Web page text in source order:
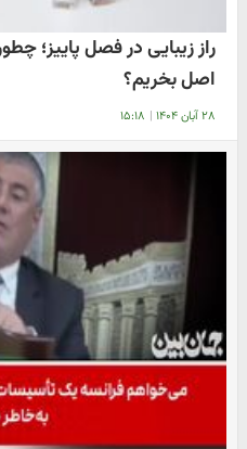
راز زیبایی در فصل پاییز؛
اصل بخریم؟
۲۸ آبان ۱۴۰۴ | ۱۵:۱۸